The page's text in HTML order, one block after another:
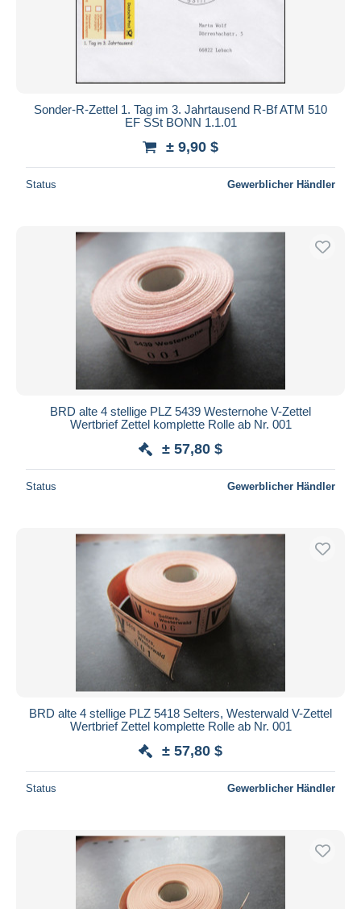
Sonder-R-Zettel 1. Tag im 3. Jahrtausend R-Bf ATM 510
EF SSt BONN 1.1.01
± 9,90 $
Status Gewerblicher Händler
BRD alte 4 stellige PLZ 5439 Westernohe V-Zettel
Wertbrief Zettel komplette Rolle ab Nr. 001
± 57,80 $
Status Gewerblicher Händler
BRD alte 4 stellige PLZ 5418 Selters, Westerwald V-Zettel
Wertbrief Zettel komplette Rolle ab Nr. 001
± 57,80 $
Status Gewerblicher Händler